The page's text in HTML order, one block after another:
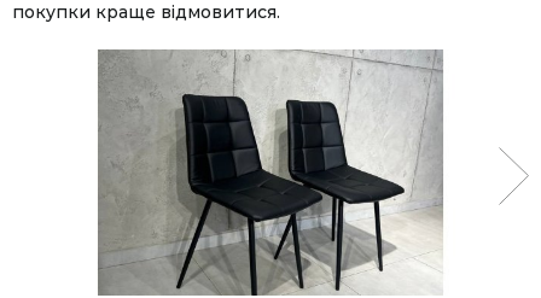
покупки краще відмовитися.